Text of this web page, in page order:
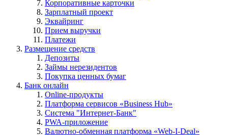
Корпоративные карточки
Зарплатный проект
Эквайринг
Прием выручки
Платежи
Размещение средств
Депозиты
Займы нерезидентов
Покупка ценных бумаг
Банк онлайн
Online-продукты
Платформа сервисов «Business Hub»
Система "Интернет-Банк"
PWA-приложение
Валютно-обменная платформа «Web-I-Deal»